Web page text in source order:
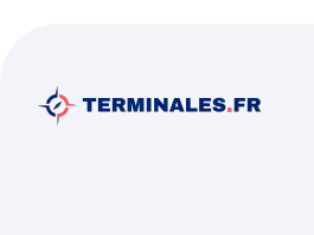
contenu